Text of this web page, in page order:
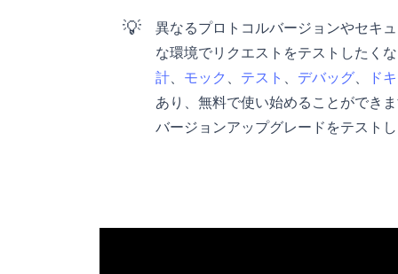
💡
異なるプロトコルバージョンやセキ
な環境でリクエストをテストしたく
計
モック テスト デバッグ
ド
あり、無料で使い始めることができ
バージョンアップグレードをテスト